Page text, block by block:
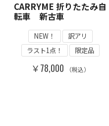
CARRYME 折りたたみ自
転車 新古車
NEW！
訳アリ
ラスト1点！
限定品
￥78,000 （税込）